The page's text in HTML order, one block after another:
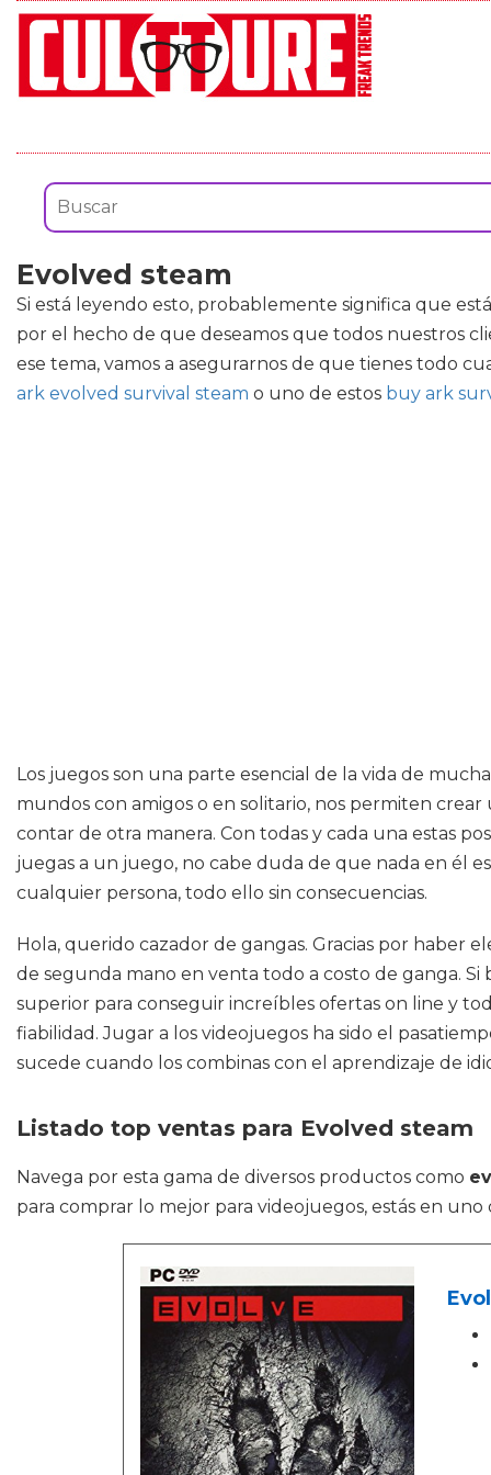
Evolved steam
Si está leyendo esto, probablemente significa que
por el hecho de que deseamos que todos nuestros
ese tema, vamos a asegurarnos de que tienes todo
ark evolved survival steam o uno de estos buy ark
Los juegos son una parte esencial de la vida de
mundos con amigos o en solitario, nos permiten
contar de otra manera. Con todas y cada una estas
juegas a un juego, no cabe duda de que nada en él
cualquier persona, todo ello sin consecuencias.
Hola, querido cazador de gangas. Gracias por haber
de segunda mano en venta todo a costo de ganga.
superior para conseguir increíbles ofertas on line y
fiabilidad. Jugar a los videojuegos ha sido el
sucede cuando los combinas con el aprendizaje de
Listado top ventas para Evolved steam
Navega por esta gama de diversos productos como
para comprar lo mejor para videojuegos, estás en uno